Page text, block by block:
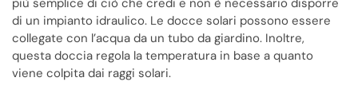
di un impianto idraulico. Le docce solari possono essere
collegate con l’acqua da un tubo da giardino. Inoltre,
questa doccia regola la temperatura in base a quanto
viene colpita dai raggi solari.